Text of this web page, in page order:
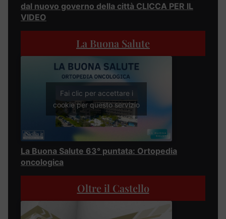
dal nuovo governo della città CLICCA PER IL
VIDEO
La Buona Salute
Fai clic per accettare i
cookie per questo servizio
La Buona Salute 63° puntata: Ortopedia
oncologica
Oltre il Castello